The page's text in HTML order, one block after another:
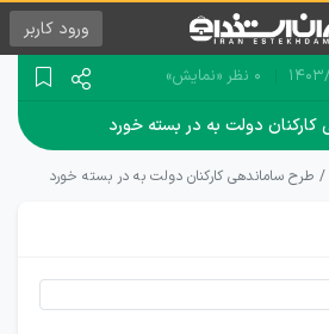
ورود کاربر
۲۱ 0 نظر «نمایش»
دولت به در بسته خورد
طرح ساماندهی کارکنان دولت به در بسته خورد